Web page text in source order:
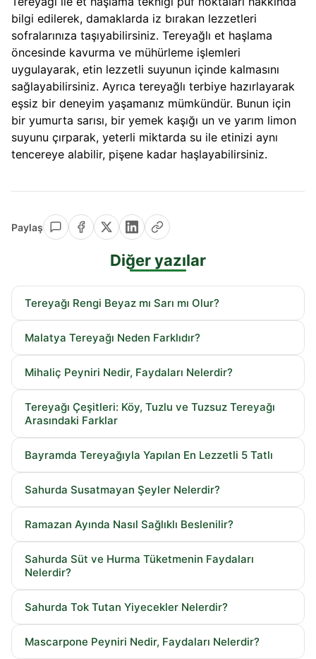
bilgi edilerek, damaklarda iz bırakan lezzetleri
sofralarınıza taşıyabilirsiniz. Tereyağlı et haşlama
öncesinde kavurma ve mühürleme işlemleri
uygulayarak, etin lezzetli suyunun içinde kalmasını
sağlayabilirsiniz. Ayrıca tereyağlı terbiye hazırlayarak
eşsiz bir deneyim yaşamanız mümkündür. Bunun için
bir yumurta sarısı, bir yemek kaşığı un ve yarım limon
suyunu çırparak, yeterli miktarda su ile etinizi aynı
tencereye alabilir, pişene kadar haşlayabilirsiniz.
Paylaş
Diğer yazılar
Tereyağı Rengi Beyaz mı Sarı mı Olur?
Malatya Tereyağı Neden Farklıdır?
Mihaliç Peyniri Nedir, Faydaları Nelerdir?
Tereyağı Çeşitleri: Köy, Tuzlu ve Tuzsuz Tereyağı
Arasındaki Farklar
Bayramda Tereyağıyla Yapılan En Lezzetli 5 Tatlı
Sahurda Susatmayan Şeyler Nelerdir?
Ramazan Ayında Nasıl Sağlıklı Beslenilir?
Sahurda Süt ve Hurma Tüketmenin Faydaları
Nelerdir?
Sahurda Tok Tutan Yiyecekler Nelerdir?
Mascarpone Peyniri Nedir, Faydaları Nelerdir?